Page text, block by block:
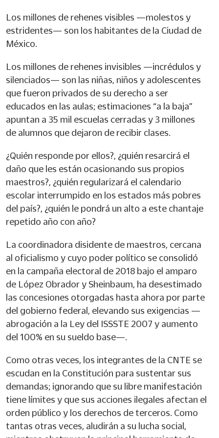
Los millones de rehenes visibles —molestos y
estridentes— son los habitantes de la Ciudad de
México.
Los millones de rehenes invisibles —incrédulos y
silenciados— son las niñas, niños y adolescentes
que fueron privados de su derecho a ser
educados en las aulas; estimaciones “a la baja”
apuntan a 35 mil escuelas cerradas y 3 millones
de alumnos que dejaron de recibir clases.
¿Quién responde por ellos?, ¿quién resarcirá el
daño que les están ocasionando sus propios
maestros?, ¿quién regularizará el calendario
escolar interrumpido en los estados más pobres
del país?, ¿quién le pondrá un alto a este chantaje
repetido año con año?
La coordinadora disidente de maestros, cercana
al oficialismo y cuyo poder político se consolidó
en la campaña electoral de 2018 bajo el amparo
de López Obrador y Sheinbaum, ha desestimado
las concesiones otorgadas hasta ahora por parte
del gobierno federal, elevando sus exigencias —
abrogación a la Ley del ISSSTE 2007 y aumento
del 100% en su sueldo base—.
Como otras veces, los integrantes de la CNTE se
escudan en la Constitución para sustentar sus
demandas; ignorando que su libre manifestación
tiene límites y que sus acciones ilegales afectan el
orden público y los derechos de terceros. Como
tantas otras veces, aludirán a su lucha social,